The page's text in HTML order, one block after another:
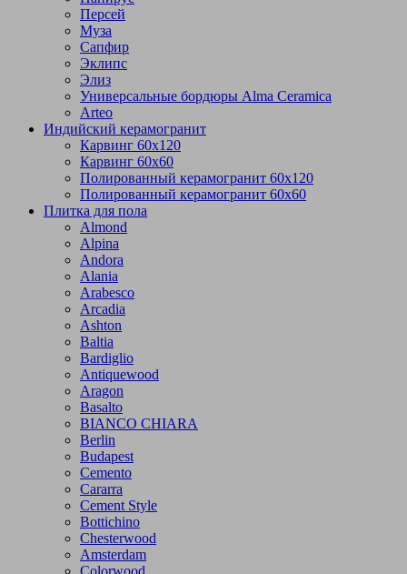
Персей
Муза
Сапфир
Эклипс
Элиз
Универсальные бордюры Alma Ceramica
Arteo
Индийский керамогранит
Карвинг 60х120
Карвинг 60х60
Полированный керамогранит 60х120
Полированный керамогранит 60х60
Плитка для пола
Almond
Alpina
Andora
Alania
Arabesco
Arcadia
Ashton
Baltia
Bardiglio
Antiquewood
Aragon
Basalto
BIANCO CHIARA
Berlin
Budapest
Cemento
Cararra
Cement Style
Bottichino
Chesterwood
Amsterdam
Colorwood